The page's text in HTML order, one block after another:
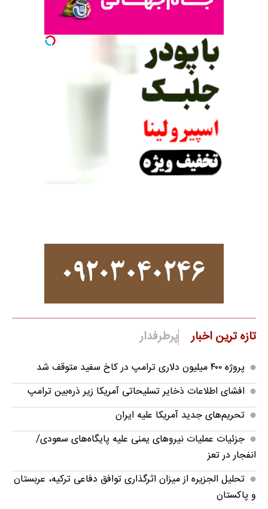
تازه ترین اخبار پرطرفدار
پروژه ۴۰۰ میلیون دلاری ترامپ در کاخ سفید متوقف شد
افشای اطلاعات ذخایر تسلیحاتی آمریکا زیر ذره‌بین ترامپ
تحریم‌های جدید آمریکا علیه ایران
جزئیات عملیات نیروهای یمنی علیه پایگاه‌های سعودی/
انفجار در تعز
تحلیل الجزیره از میزان اثرگذاری توافق دفاعی ترکیه، عربستان
و پاکستان